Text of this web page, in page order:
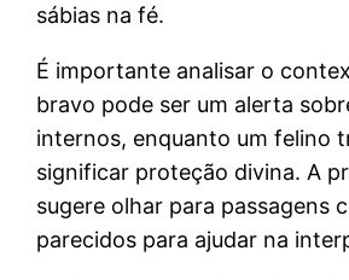
sábias na fé.
É importante analisar o
bravo pode ser um alerta
internos, enquanto um felino
significar proteção divina. A
sugere olhar para passagens
parecidos para ajudar na